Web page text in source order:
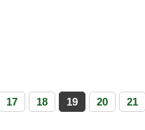
17 18 19 20 21